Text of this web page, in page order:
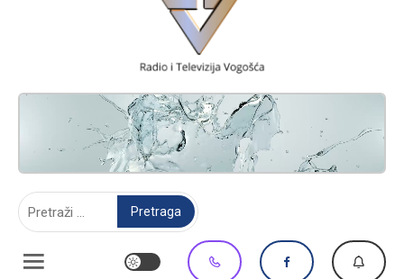
RADIO TELEVIZIJA VOGOŠĆA